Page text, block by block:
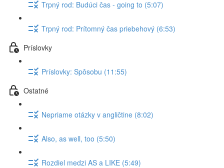
Trpný rod: Budúci čas - going to (5:07)
Trpný rod: Prítomný čas priebehový (6:53)
Príslovky
Príslovky: Spôsobu (11:55)
Ostatné
Nepriame otázky v angličtine (8:02)
Also, as well, too (5:50)
Rozdiel medzi AS a LIKE (5:49)